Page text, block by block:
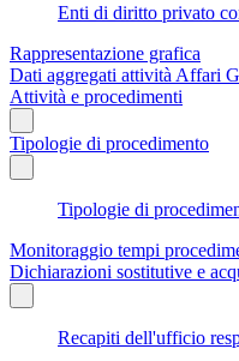
Enti di diritto privato
Rappresentazione grafica
Dati aggregati attività Affari
Attività e procedimenti
Tipologie di procedimento
Tipologie di
Monitoraggio tempi
Dichiarazioni sostitutive e
Recapiti dell'ufficio